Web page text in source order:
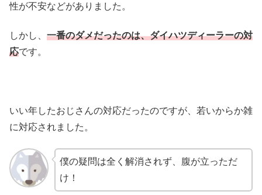
性が不安などがありました。
しかし、 一番のダメだったのは、ダイハツディーラーの対
応です。
いい年したおじさんの対応だったのですが、若いからか雑
に対応されました。
僕の疑問は全く解消されず、腹が立っただ
け！